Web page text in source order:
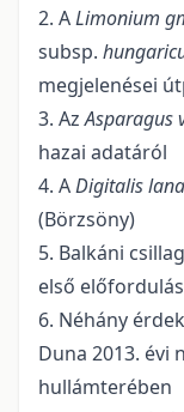
2. ALimonium
subsp.
megjelenései
3. AzAsparagus
hazai adatáról
4. ADigitalis
(Börzsöny)
5. Balkáni
első
6. Néhány
Duna 2013. évi
hullámterében